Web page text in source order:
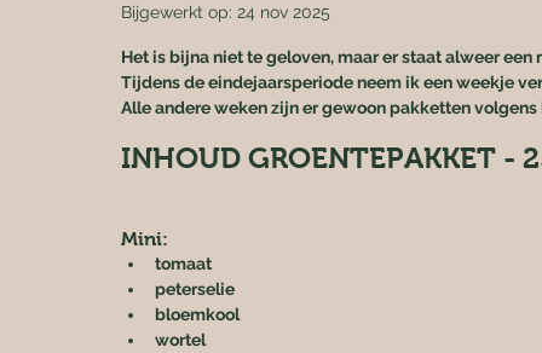
Bijgewerkt op: 24 nov 2025
Het is bijna niet te geloven, maar er staat alweer een
Tijdens de eindejaarsperiode neem ik een weekje
Alle andere weken zijn er gewoon pakketten
INHOUD GROENTEPAKKET -
Mini:
tomaat
peterselie
bloemkool
wortel